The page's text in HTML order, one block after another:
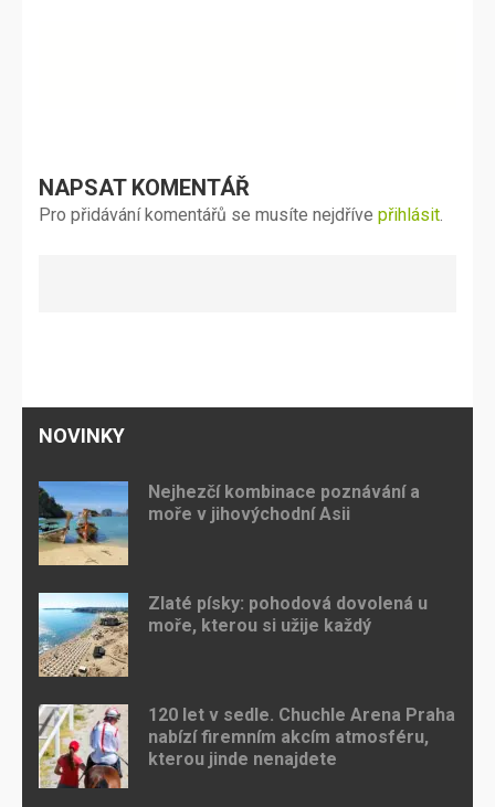
NAPSAT KOMENTÁŘ
Pro přidávání komentářů se musíte nejdříve přihlásit.
NOVINKY
Nejhezčí kombinace poznávání a
moře v jihovýchodní Asii
Zlaté písky: pohodová dovolená u
moře, kterou si užije každý
120 let v sedle. Chuchle Arena Praha
nabízí firemním akcím atmosféru,
kterou jinde nenajdete